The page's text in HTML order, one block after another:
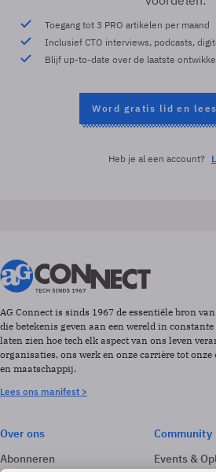
Toegang tot 3 PRO artikelen per maand
Inclusief CTO interviews, podcasts,
Blijf up-to-date over de laatste
Word gratis lid en
Heb je al een account?
AG Connect is sinds 1967 de essentiële bron
die betekenis geven aan een wereld in
laten zien hoe tech elk aspect van ons leven
organisaties, ons werk en onze carrière tot onze
en maatschappij.
Lees ons manifest >
Over ons
Abonneren
Community
Events &